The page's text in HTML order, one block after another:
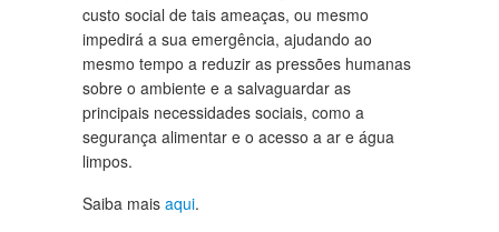
custo social de tais ameaças, ou mesmo
impedirá a sua emergência, ajudando ao
mesmo tempo a reduzir as pressões humanas
sobre o ambiente e a salvaguardar as
principais necessidades sociais, como a
segurança alimentar e o acesso a ar e água
limpos.
Saiba mais aqui.